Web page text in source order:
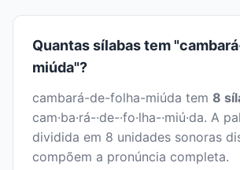
Quantas sílabas tem
miúda"?
cambará-de-folha-miúda tem 8
cam·ba·rá-·de-·fo·lha-·miú·da. A
dividida em 8 unidades sonoras
compõem a pronúncia completa.